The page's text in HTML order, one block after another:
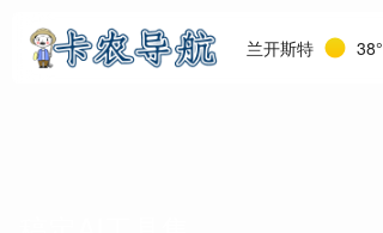
兰开斯特 38°